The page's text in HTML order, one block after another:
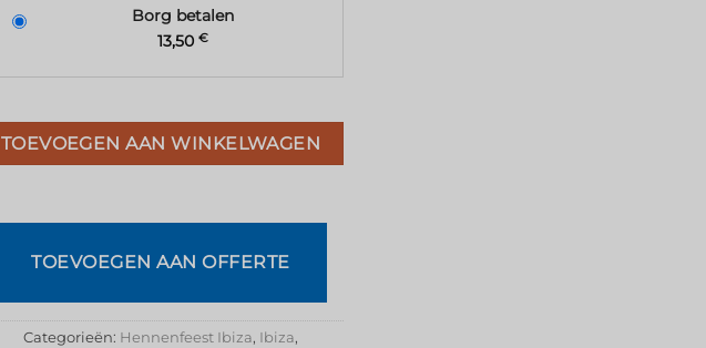
Borg betalen
13,50 €
TOEVOEGEN AAN WINKELWAGEN
TOEVOEGEN AAN OFFERTE
Categorieën: Hennenfeest Ibiza, Ibiza,